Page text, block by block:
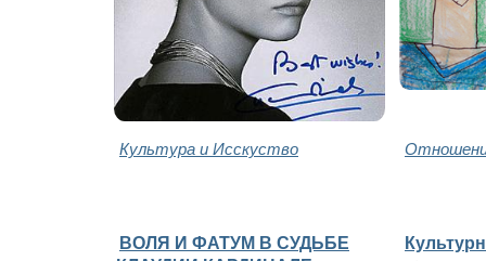
Культура и Исскуство
ВОЛЯ И ФАТУМ В СУДЬБЕ